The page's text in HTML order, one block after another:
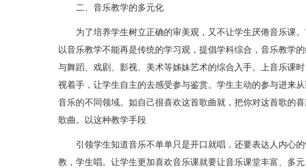
二、音乐教学的多元化
为了培养学生树立正确的审美观，又不让学生厌倦音乐课
以音乐教学不能再是传统的学习观，提倡学科综合，音乐教学
与舞蹈、戏剧、影视、美术等姊妹艺术的综合入手。上音乐课
视着手，让学生自主的去感受参与鉴赏。学生主动的参与进来
音乐的不同领域。如自己很喜欢这首歌曲就，把你对这首歌的
歌曲。以这种教学手段
引领学生知道音乐不单单只是开口就唱，还要表达人内心
教，学生唱。让学生更加喜欢音乐课就要让音乐课堂丰富、多